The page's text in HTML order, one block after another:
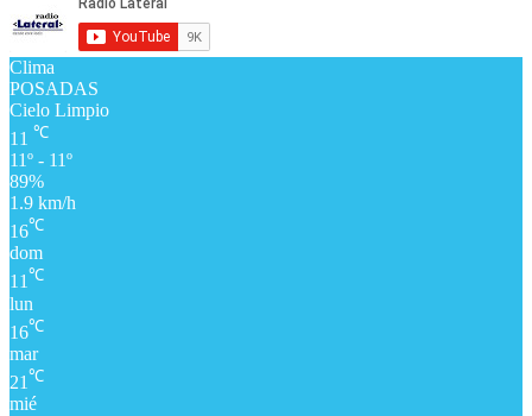
Clima
POSADAS
Cielo Limpio
11 ℃
11º - 11º
89%
1.9 km/h
16℃
dom
11℃
lun
16℃
mar
21 ℃
mié